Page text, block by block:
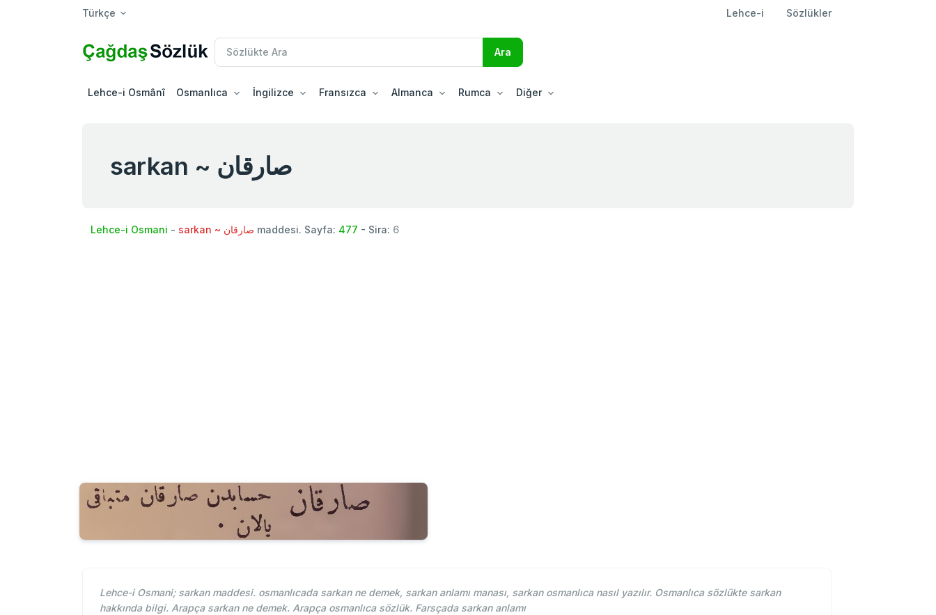
Türkçe Lehce-i Sözlükler
Lehce-i Osmânî Osmanlıca İngilizce Fransızca Almanca Rumca Diğer
sarkan ~ صارقان
Lehce-i Osmani - sarkan ~ صارقان maddesi. Sayfa: 477 - Sira: 6
Lehce-i Osmani; sarkan maddesi. osmanlıcada sarkan ne demek, sarkan anlamı manası, sarkan osmanlıca nasıl yazılır. Osmanlıca sözlükte sarkan
hakkında bilgi. Arapça sarkan ne demek. Arapça osmanlıca sözlük. Farsçada sarkan anlamı